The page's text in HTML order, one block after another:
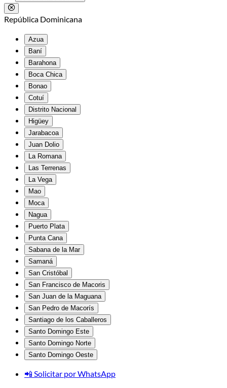
República Dominicana
Azua
Baní
Barahona
Boca Chica
Bonao
Cotuí
Distrito Nacional
Higüey
Jarabacoa
Juan Dolio
La Romana
Las Terrenas
La Vega
Mao
Moca
Nagua
Puerto Plata
Punta Cana
Sabana de la Mar
Samaná
San Cristóbal
San Francisco de Macoris
San Juan de la Maguana
San Pedro de Macorís
Santiago de los Caballeros
Santo Domingo Este
Santo Domingo Norte
Santo Domingo Oeste
📲 Solicitar por WhatsApp